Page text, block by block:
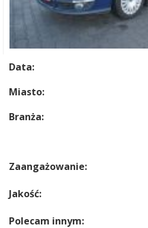
Data:
Miasto:
Branża:
Zaangażowanie:
Jakość:
Polecam innym: